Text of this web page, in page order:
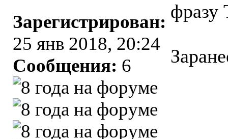
Зарегистрирован:
25 янв 2018, 20:24
Сообщения: 6
фразу